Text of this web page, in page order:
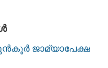
ജാമ്യാപേക്ഷ